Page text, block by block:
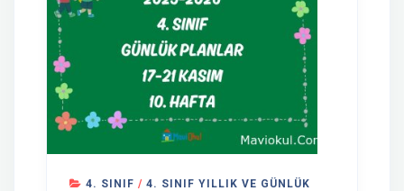
4. SINIF / 4. SINIF YILLIK VE GÜNLÜK